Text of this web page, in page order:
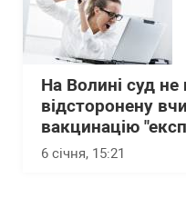
На Волині суд не
відсторонену
вакцинацію
6 січня, 15:21